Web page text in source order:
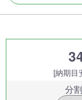
[納期目
分